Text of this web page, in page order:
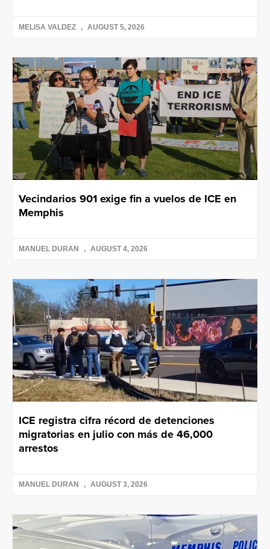
MELISA VALDEZ AUGUST 5, 2026
Vecindarios 901 exige fin a vuelos de ICE en
Memphis
MANUEL DURAN AUGUST 4, 2026
ICE registra cifra récord de detenciones
migratorias en julio con más de 46,000
arrestos
MANUEL DURAN AUGUST 3, 2026